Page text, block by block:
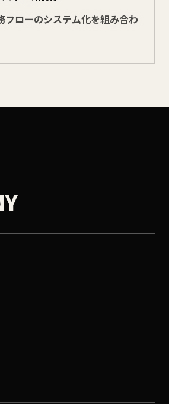
フローのシステム化を組み合わ